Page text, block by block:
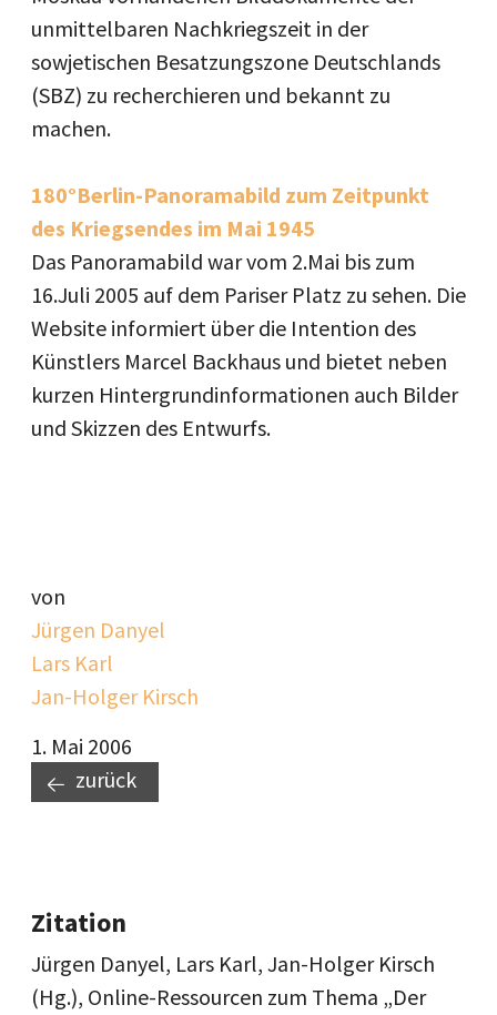
unmittelbaren Nachkriegszeit in der
sowjetischen Besatzungszone Deutschlands
(SBZ) zu recherchieren und bekannt zu
machen.
180°Berlin-Panoramabild zum Zeitpunkt
des Kriegsendes im Mai 1945
Das Panoramabild war vom 2.Mai bis zum
16.Juli 2005 auf dem Pariser Platz zu sehen. Die
Website informiert über die Intention des
Künstlers Marcel Backhaus und bietet neben
kurzen Hintergrundinformationen auch Bilder
und Skizzen des Entwurfs.
von
Jürgen Danyel
Lars Karl
Jan-Holger Kirsch
1. Mai 2006
zurück
Zitation
Jürgen Danyel, Lars Karl, Jan-Holger Kirsch
(Hg.), Online-Ressourcen zum Thema „Der